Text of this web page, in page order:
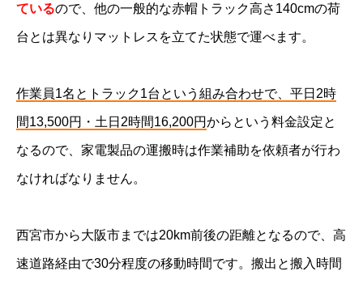
ているので、他の一般的な赤帽トラック高さ140cmの荷
台とは異なりマットレスを立てた状態で運べます。
作業員1名とトラック1台という組み合わせで、平日2時
間13,500円・土日2時間16,200円からという料金設定と
なるので、家電製品の運搬時は作業補助を依頼者が行わ
なければなりません。
西宮市から大阪市までは20km前後の距離となるので、高
速道路経由で30分程度の移動時間です。搬出と搬入時間